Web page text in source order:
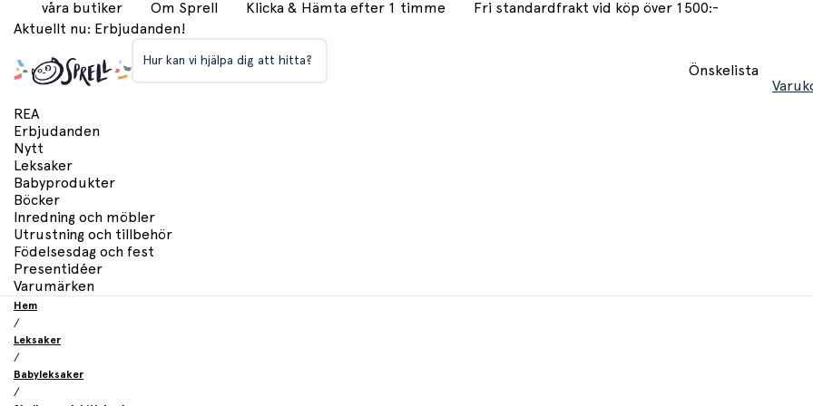
våra butiker Om Sprell Klicka & Hämta efter 1 timme
Fri standardfrakt vid köp över 1500:-
Aktuellt nu: Erbjudanden!
Hur kan vi hjälpa dig att hitta?
Önskelista
REA
Erbjudanden
Nytt
Leksaker
Babyprodukter
Böcker
Inredning och möbler
Utrustning och tillbehör
Födelsesdag och fest
Presentidéer
Varumärken
Hem
/
Leksaker
/
Babyleksaker
/